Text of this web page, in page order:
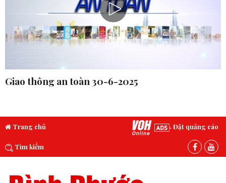
Giao thông an toàn 30-6-2025
Trang chủ Đặt quảng cáo
Tìm kiếm